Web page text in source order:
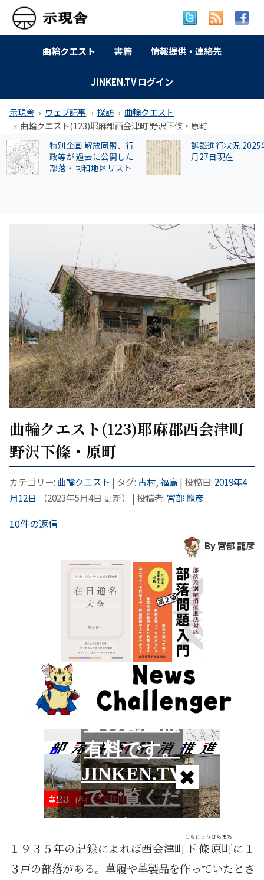
曲輪クエスト 書籍 情報提供・連絡先
JINKEN.TV ログイン
示現舎 ウェブ記事 探訪
曲輪クエスト
曲輪クエスト(123)耶麻郡西会津町 野沢下條・原町
訴訟進行状況 2025年9
月27日現在
【和牛投資トラブ
和歌山県議を信奉
曲輪クエスト(123)耶麻郡西会津町
野沢下條・原町
カテゴリー: 曲輪クエスト | タグ:古村,福島| 投稿日: 2019年4
月12日
（2023年5月4日 更新） | 投稿者: 宮部 龍彦
10件の返信
By 宮部 龍彦
１９３５年の記録によれば西会津町下條
しもじょう
原町
はらまち
に１
３戸の部落がある。草履や革製品を作っていたとさ